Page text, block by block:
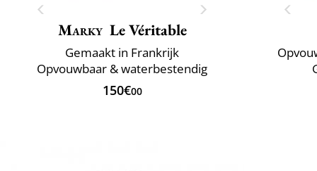
Marky Le Véritable
Gemaakt in Frankrijk
Opvouwbaar & waterbestendig
150€00